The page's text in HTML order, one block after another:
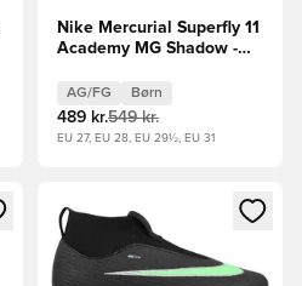
Nike Mercurial Superfly 11
Academy MG Shadow -
AG/FG Børn
489 kr.549 kr.
EU 27, EU 28, EU 29½, EU 31
ind eller tilmelde dig som
Åbner en Modal til at logge